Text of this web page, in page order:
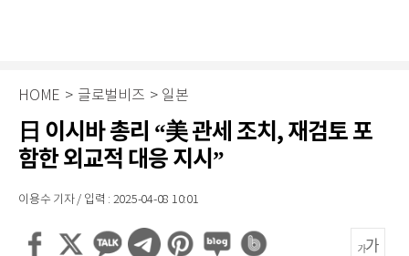
HOME > 글로벌비즈 > 일본
日 이시바 총리 “美 관세 조치, 재검토 포
함한 외교적 대응 지시”
이용수 기자 / 입력 : 2025-04-08 10:01